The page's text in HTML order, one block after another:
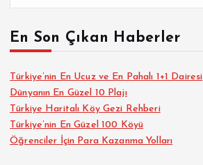
En Son Çıkan Haberler
Türkiye’nin En Ucuz ve En Pahalı 1+1 Dairesi
Dünyanın En Güzel 10 Plajı
Türkiye Haritalı Köy Gezi Rehberi
Türkiye’nin En Güzel 100 Köyü
Öğrenciler İçin Para Kazanma Yolları